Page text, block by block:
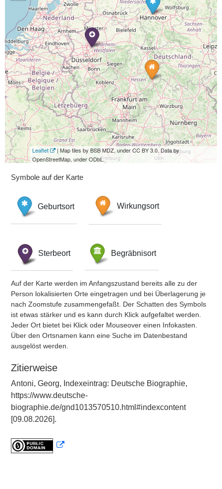
Leaflet
| Map tiles by BSB MDZ, under CC BY 3.0. Data by
OpenStreetMap, under ODbL.
Symbole auf der Karte
Geburtsort Wirkungsort
Sterbeort Begräbnisort
Auf der Karte werden im Anfangszustand bereits alle zu der
Person lokalisierten Orte eingetragen und bei Überlagerung je
nach Zoomstufe zusammengefaßt. Der Schatten des Symbols
ist etwas stärker und es kann durch Klick aufgefaltet werden.
Jeder Ort bietet bei Klick oder Mouseover einen Infokasten.
Über den Ortsnamen kann eine Suche im Datenbestand
ausgelöst werden.
Zitierweise
Antoni, Georg, Indexeintrag: Deutsche Biographie,
https://www.deutsche-
biographie.de/gnd1013570510.html#indexcontent
[09.08.2026].